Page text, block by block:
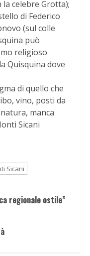
la celebre Grotta);
di Federico
(sul colle
può
religioso
Quisquina dove
di quello che
vino, posti da
manca
Sicani
Sicani
regionale ostile”